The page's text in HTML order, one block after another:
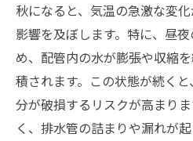
秋になると、気温の急激な変
影響を及ぼします。特に、昼
め、配管内の水が膨張や収縮
積されます。この状態が続く
分が破損するリスクが高まり
く、排水管の詰まりや漏れが